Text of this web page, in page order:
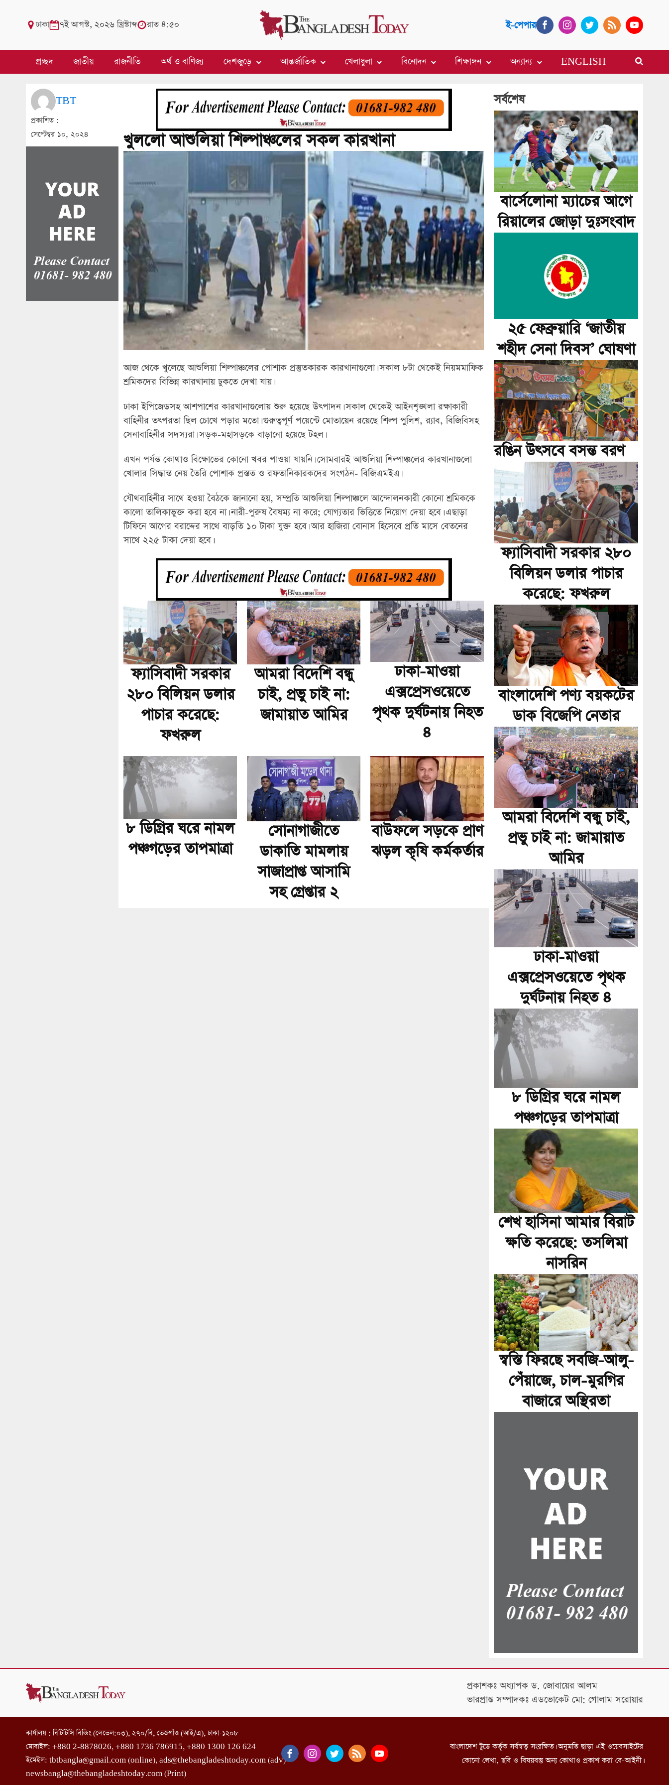
ঢাকা ৭ই আগস্ট, ২০২৬ খ্রিস্টাব্দ রাত ৪:৫০ ই-পেপার
প্রচ্ছদ জাতীয় রাজনীতি অর্থ ও বাণিজ্য দেশজুড়ে আন্তর্জাতিক খেলাধুলা বিনোদন শিক্ষাঙ্গন অন্যান্য ENGLISH
TBT
প্রকাশিত :
সেপ্টেম্বর ১০, ২০২৪
খুললো আশুলিয়া শিল্পাঞ্চলের সকল কারখানা
আজ থেকে খুলেছে আশুলিয়া শিল্পাঞ্চলের পোশাক প্রস্তুতকারক কারখানাগুলো। সকাল ৮টা থেকেই নিয়মমাফিক
শ্রমিকদের বিভিন্ন কারখানায় ঢুকতে দেখা যায়।
ঢাকা ইপিজেডসহ আশপাশের কারখানাগুলোয় শুরু হয়েছে উৎপাদন। সকাল থেকেই আইনশৃঙ্খলা রক্ষাকারী
বাহিনীর তৎপরতা ছিল চোখে পড়ার মতো। গুরুত্বপূর্ণ পয়েন্টে মোতায়েন রয়েছে শিল্প পুলিশ, র‍্যাব, বিজিবিসহ
সেনাবাহিনীর সদস্যরা। সড়ক-মহাসড়কে বাড়ানো হয়েছে টহল।
এখন পর্যন্ত কোথাও বিক্ষোভের কোনো খবর পাওয়া যায়নি। সোমবারই আশুলিয়া শিল্পাঞ্চলের কারখানাগুলো
খোলার সিদ্ধান্ত নেয় তৈরি পোশাক প্রস্তত ও রফতানিকারকদের সংগঠন- বিজিএমইএ।
যৌথবাহিনীর সাথে হওয়া বৈঠকে জানানো হয়, সম্প্রতি আশুলিয়া শিল্পাঞ্চলে আন্দোলনকারী কোনো শ্রমিককে
কালো তালিকাভুক্ত করা হবে না। নারী-পুরুষ বৈষম্য না করে; যোগ্যতার ভিত্তিতে নিয়োগ দেয়া হবে। এছাড়া
টিফিনে আগের বরাদ্দের সাথে বাড়তি ১০ টাকা যুক্ত হবে। আর হাজিরা বোনাস হিসেবে প্রতি মাসে বেতনের
সাথে ২২৫ টাকা দেয়া হবে।
ফ্যাসিবাদী সরকার
২৮০ বিলিয়ন ডলার
পাচার করেছে:
ফখরুল
আমরা বিদেশি বন্ধু
চাই, প্রভু চাই না:
জামায়াত আমির
ঢাকা-মাওয়া
এক্সপ্রেসওয়েতে
পৃথক দুর্ঘটনায় নিহত
৪
৮ ডিগ্রির ঘরে নামল
পঞ্চগড়ের তাপমাত্রা
সোনাগাজীতে
ডাকাতি মামলায়
সাজাপ্রাপ্ত আসামি
সহ গ্রেপ্তার ২
বাউফলে সড়কে প্রাণ
ঝড়ল কৃষি কর্মকর্তার
সর্বশেষ
বার্সেলোনা ম্যাচের আগে
রিয়ালের জোড়া দুঃসংবাদ
২৫ ফেব্রুয়ারি ‘জাতীয়
শহীদ সেনা দিবস’ ঘোষণা
রঙিন উৎসবে বসন্ত বরণ
ফ্যাসিবাদী সরকার ২৮০
বিলিয়ন ডলার পাচার
করেছে: ফখরুল
বাংলাদেশি পণ্য বয়কটের
ডাক বিজেপি নেতার
আমরা বিদেশি বন্ধু চাই,
প্রভু চাই না: জামায়াত
আমির
ঢাকা-মাওয়া
এক্সপ্রেসওয়েতে পৃথক
দুর্ঘটনায় নিহত ৪
৮ ডিগ্রির ঘরে নামল
পঞ্চগড়ের তাপমাত্রা
শেখ হাসিনা আমার বিরাট
ক্ষতি করেছে: তসলিমা
নাসরিন
স্বস্তি ফিরছে সবজি-আলু-
পেঁয়াজে, চাল-মুরগির
বাজারে অস্থিরতা
প্রকাশকঃ অধ্যাপক ড. জোবায়ের আলম
ভারপ্রাপ্ত সম্পাদকঃ এডভোকেট মো: গোলাম সরোয়ার
কার্যালয় : বিটিটিসি বিল্ডিং (লেভেল:০৩), ২৭০/বি, তেজগাঁও (আই/এ), ঢাকা-১২০৮
মোবাইল: +880 2-8878026, +880 1736 786915, +880 1300 126 624
ইমেইল: tbtbangla@gmail.com (online), ads@thebangladeshtoday.com (adv)
newsbangla@thebangladeshtoday.com (Print)
বাংলাদেশ টুডে কর্তৃক সর্বস্বত্ব সংরক্ষিত। অনুমতি ছাড়া এই ওয়েবসাইটের
কোনো লেখা, ছবি ও বিষয়বস্তু অন্য কোথাও প্রকাশ করা বে-আইনী।